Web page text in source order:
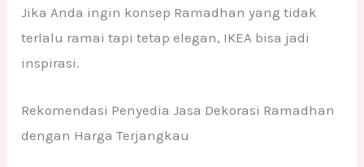
Jika Anda ingin konsep Ramadhan yang tidak
terlalu ramai tapi tetap elegan, IKEA bisa jadi
inspirasi.
Rekomendasi Penyedia Jasa Dekorasi Ramadhan
dengan Harga Terjangkau